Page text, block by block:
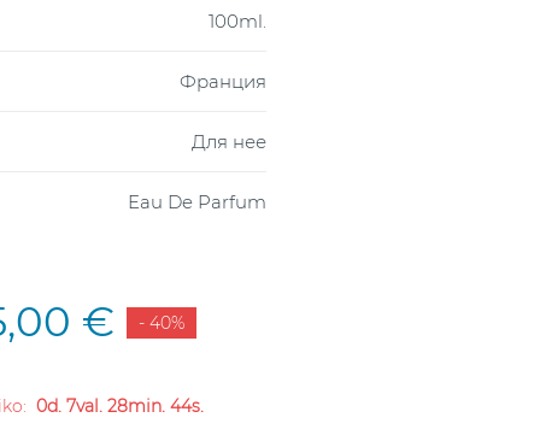
100ml.
Франция
Для нее
Eau De Parfum
€ - 40%
0d. 7val. 28min. 43s.